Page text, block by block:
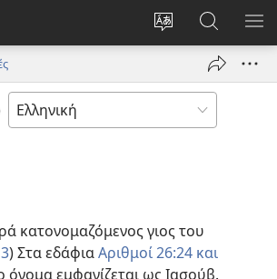
Αλλαγή
γλώσσας
ιστότοπου
Σύνδεση
(ανοίγει
παράθυρο)
στο
JW.ORG
κατονομαζόμενος γιος του
) Στα εδάφιαΑριθμοί 26:24 και
όνομα εμφανίζεται ως Ιασούβ.